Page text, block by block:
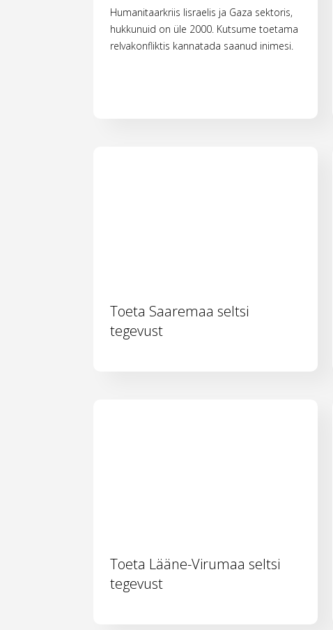
Humanitaarkriis Iisraelis ja Gaza sektoris,
hukkunuid on üle 2000. Kutsume toetama
relvakonfliktis kannatada saanud inimesi.
Toeta Saaremaa seltsi
tegevust
Toeta Lääne-Virumaa seltsi
tegevust